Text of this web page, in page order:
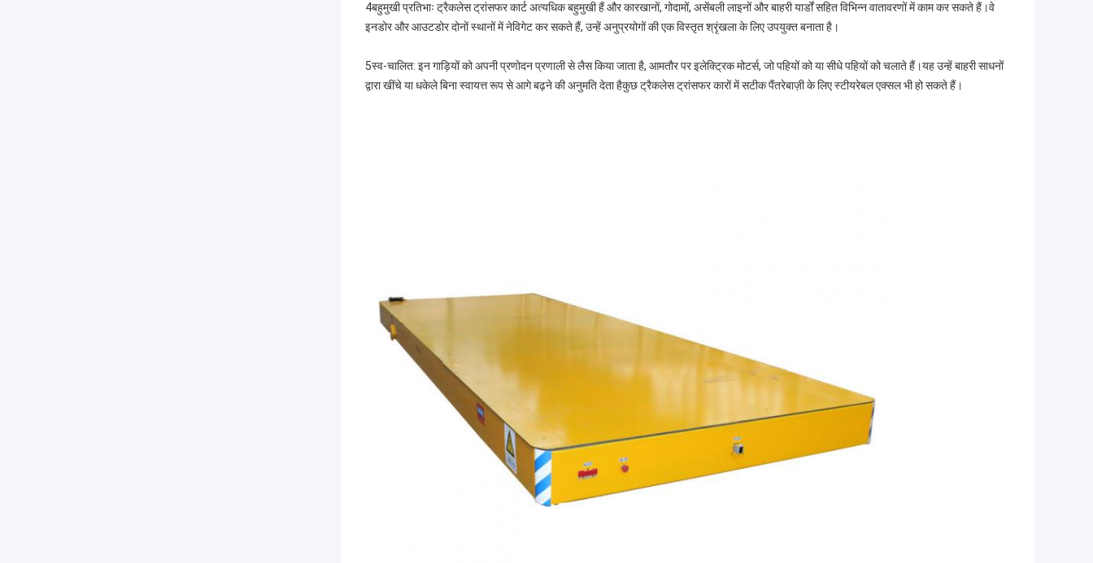
4बहुमुखी प्रतिभाः ट्रैकलेस ट्रांसफर कार्ट अत्यधिक बहुमुखी हैं और कारखानों, गोदामों, असेंबली लाइनों और बाहरी यार्डों सहित विभिन्न वातावरणों में काम कर सकते हैं।वे
इनडोर और आउटडोर दोनों स्थानों में नेविगेट कर सकते हैं, उन्हें अनुप्रयोगों की एक विस्तृत श्रृंखला के लिए उपयुक्त बनाता है।
5स्व-चालित: इन गाड़ियों को अपनी प्रणोदन प्रणाली से लैस किया जाता है, आमतौर पर इलेक्ट्रिक मोटर्स, जो पहियों को या सीधे पहियों को चलाते हैं।यह उन्हें बाहरी साधनों
द्वारा खींचे या धकेले बिना स्वायत्त रूप से आगे बढ़ने की अनुमति देता हैकुछ ट्रैकलेस ट्रांसफर कारों में सटीक पैंतरेबाज़ी के लिए स्टीयरेबल एक्सल भी हो सकते हैं।